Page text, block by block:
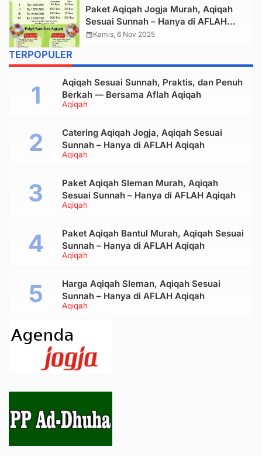
Paket Aqiqah Jogja Murah, Aqiqah
Sesuai Sunnah – Hanya di AFLAH
Aqiqah
calendar_monthKamis, 6 Nov 2025
TERPOPULER
Aqiqah
Aqiqah Sesuai Sunnah, Praktis, dan Penuh
Berkah — Bersama Aflah Aqiqah
Aqiqah
Catering Aqiqah Jogja, Aqiqah Sesuai
Sunnah – Hanya di AFLAH Aqiqah
Aqiqah
Paket Aqiqah Sleman Murah, Aqiqah
Sesuai Sunnah – Hanya di AFLAH Aqiqah
Aqiqah
Paket Aqiqah Bantul Murah, Aqiqah Sesuai
Sunnah – Hanya di AFLAH Aqiqah
Aqiqah
Harga Aqiqah Sleman, Aqiqah Sesuai
Sunnah – Hanya di AFLAH Aqiqah